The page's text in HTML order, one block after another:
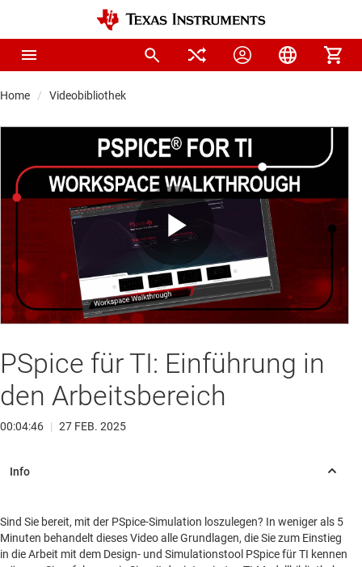
Home Videobibliothek
Play
Video
PSpice für TI: Einführung in
den Arbeitsbereich
00:04:46 | 27 FEB. 2025
Sind Sie bereit, mit der PSpice-Simulation loszulegen? In weniger als 5
Minuten behandelt dieses Video alle Grundlagen, die Sie zum Einstieg
in die Arbeit mit dem Design- und Simulationstool PSpice für TI kennen